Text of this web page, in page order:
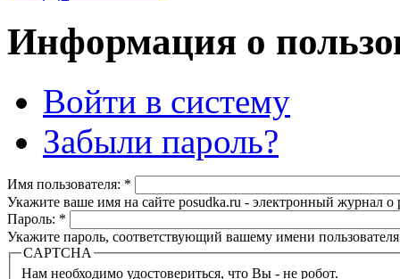
Информация о
Войти в систему
Забыли пароль?
Имя пользователя: *
Укажите ваше имя на сайте posudka.ru - электронный журнал
Пароль: *
Укажите пароль, соответствующий вашему имени
CAPTCHA
Нам необходимо удостовериться, что Вы - не робот.